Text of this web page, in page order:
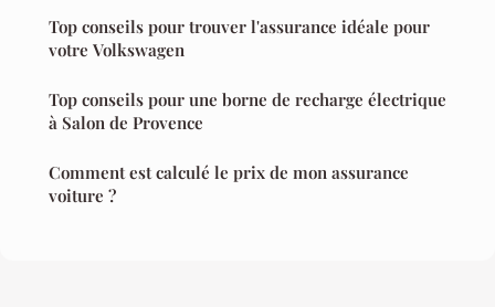
Top conseils pour trouver l'assurance idéale pour
votre Volkswagen
Top conseils pour une borne de recharge électrique
à Salon de Provence
Comment est calculé le prix de mon assurance
voiture ?